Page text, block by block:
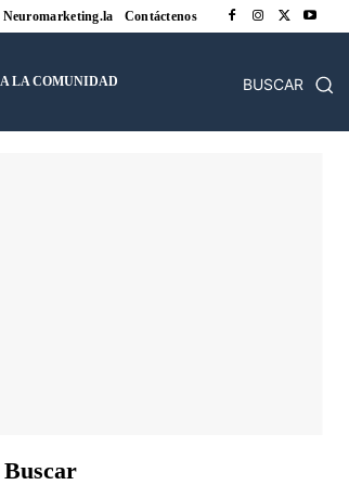
Neuromarketing.la Contáctenos
LA COMUNIDAD BUSCAR
Buscar